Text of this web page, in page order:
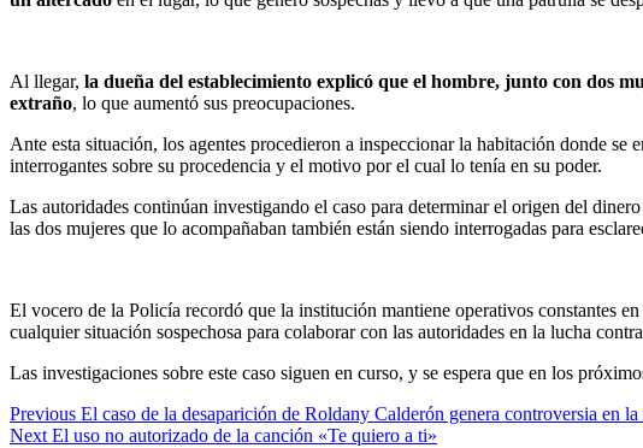
Al llegar, la dueña del establecimiento explicó que el hombre, junto con dos
extraño, lo que aumentó sus preocupaciones.
Ante esta situación, los agentes procedieron a inspeccionar la habitación donde
interrogantes sobre su procedencia y el motivo por el cual lo tenía en su poder.
Las autoridades continúan investigando el caso para determinar el origen del
las dos mujeres que lo acompañaban también están siendo interrogadas para
El vocero de la Policía recordó que la institución mantiene operativos constantes
cualquier situación sospechosa para colaborar con las autoridades en la lucha
Las investigaciones sobre este caso siguen en curso, y se espera que en los
Previous El caso de la desaparición de Roldany Calderón genera controversia en
Next El uso no autorizado de la canción «Te quiero a ti»